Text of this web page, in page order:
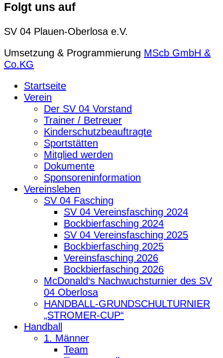
Folgt uns auf
SV 04 Plauen-Oberlosa e.V.
Umsetzung & Programmierung MScb GmbH &
Co.KG
Startseite
Verein
Der SV 04 Vorstand
Trainer / Betreuer
Kinderschutzbeauftragte
Sportstätten
Mitglied werden
Dokumente
Sponsoreninformation
Vereinsleben
SV 04 Fasching
SV 04 Vereinsfasching 2024
Bockbierfasching 2024
SV 04 Vereinsfasching 2025
Bockbierfasching 2025
Vereinsfasching 2026
Bockbierfasching 2026
McDonald‘s Nachwuchsturnier des SV
04 Oberlosa
HANDBALL-GRUNDSCHULTURNIER
„STROMER-CUP“
Handball
1. Männer
Team